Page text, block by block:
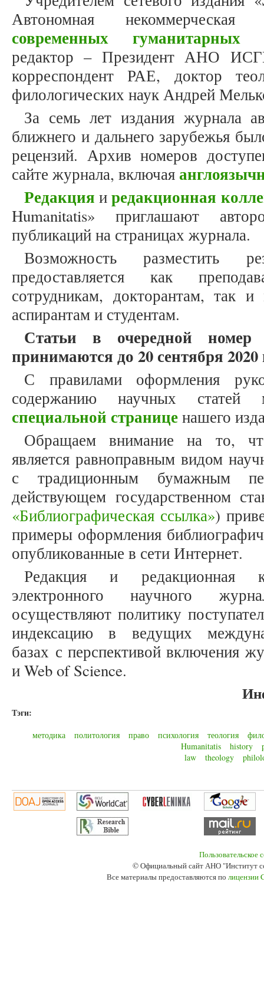
Автономная
современных гуманитарных
редактор – Президент АНО
корреспондент РАЕ, доктор
филологических наук Андрей
За семь лет издания журнала
ближнего и дальнего зарубежья
рецензий. Архив номеров
сайте журнала, включая
Редакция иредакционная
Humanitatis» приглашают
публикаций на страницах журнала.
Возможность разместить
предоставляется как
сотрудникам, докторантам, так
аспирантам и студентам.
Статьи в очередной
принимаются до 20 сентября 2020
С правилами оформления
содержанию научных
специальной страниценашего
Обращаем внимание на то,
является равноправным видом
с традиционным бумажным
действующем государственном
«Библиографическая ссылка»)
примеры оформления
опубликованные в сети Интернет.
Редакция и редакционная
электронного научного
осуществляют политику
индексацию в ведущих
базах с перспективой включения
и Web of Science.
Тэги:
методика политология право психология теология
Humanitatis
history
law
theology
Пользовательское
© Официальный сайт АНО "Институт
Все материалы предоставляются по лицензии